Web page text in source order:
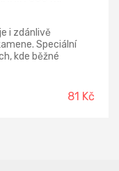
i zdánlivě
Speciální
kde běžné
81 Kč